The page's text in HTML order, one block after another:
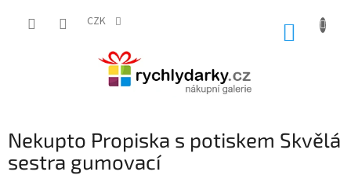
CZK
Nekupto Propiska s potiskem Skvělá
sestra gumovací